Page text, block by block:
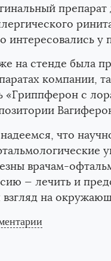
интересовались у
на стенде была
компании,
«Гриппферон с
что
врачам-
— лечить и
на